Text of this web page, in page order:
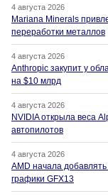
4 августа 2026
Mariana Minerals
переработки металлов
4 августа 2026
Anthropic закупит у
на $10 млрд
4 августа 2026
NVIDIA открыла веса
автопилотов
4 августа 2026
AMD начала
графики GFX13